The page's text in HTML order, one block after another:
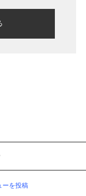
ーを投稿